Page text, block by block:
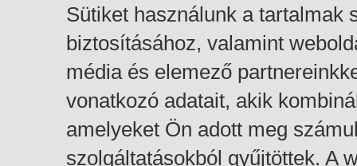
Sütiket használunk a tartalmak
biztosításához, valamint
média és elemező
vonatkozó adatait, akik
amelyeket Ön adott meg
szolgáltatásokból gyűjtöttek. A